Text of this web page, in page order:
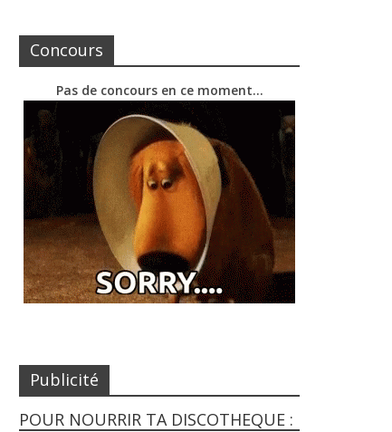
Concours
Pas de concours en ce moment…
Publicité
POUR NOURRIR TA DISCOTHEQUE :